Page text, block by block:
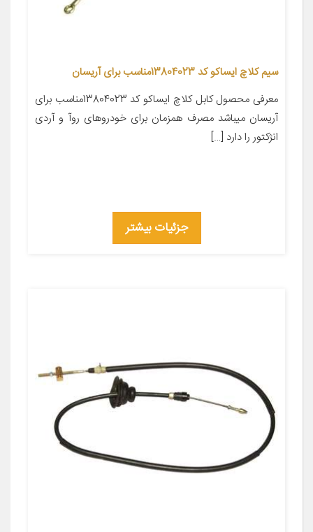
سیم کلاچ ایساکو کد 13804023مناسب برای آریسان
معرفی محصول کابل کلاچ ایساکو کد 13804023مناسب برای
آریسان میباشد مصرف همزمان برای خودروهای روآ و آردی
انژکتور را دارد […]
جزئیات بیشتر